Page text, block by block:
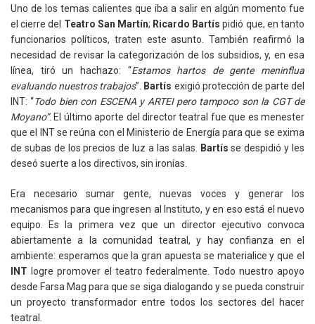
Uno de los temas calientes que iba a salir en algún momento fue
el cierre del Teatro San Martín; Ricardo Bartíspidió que, en tanto
funcionarios políticos, traten este asunto. También reafirmó la
necesidad de revisar la categorización de los subsidios, y, en esa
línea, tiró un hachazo: “Estamos hartos de gente meninflua
evaluando nuestros trabajos”. Bartís exigió protección de parte del
INT: “Todo bien con ESCENA y ARTEI pero tampoco son la CGT de
Moyano”. El último aporte del director teatral fue que es menester
que el INT se reúna con el Ministerio de Energía para que se exima
de subas de los precios de luz a las salas. Bartís se despidió y les
deseó suerte a los directivos, sin ironías.
Era necesario sumar gente, nuevas voces y generar los
mecanismos para que ingresen al Instituto, y en eso está el nuevo
equipo. Es la primera vez que un director ejecutivo convoca
abiertamente a la comunidad teatral, y hay confianza en el
ambiente: esperamos que la gran apuesta se materialice y que el
INT logre promover el teatro federalmente. Todo nuestro apoyo
desde Farsa Mag para que se siga dialogando y se pueda construir
un proyecto transformador entre todos los sectores del hacer
teatral.